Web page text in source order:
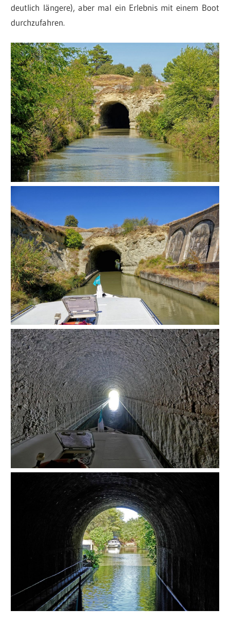
deutlich längere), aber mal ein Erlebnis mit einem Boot
durchzufahren.